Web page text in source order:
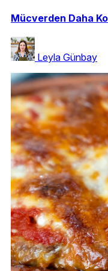
Mücverden Daha
Leyla Günbay